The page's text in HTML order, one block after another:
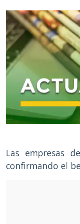
Las empresas
confirmando el